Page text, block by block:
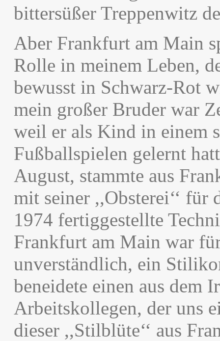
bittersüßer Treppenwitz
Aber Frankfurt am Main
Rolle in meinem Leben,
bewusst in Schwarz-Rot
mein großer Bruder war
weil er als Kind in einem
Fußballspielen gelernt
August, stammte aus
mit seiner ,,Obsterei‘‘ für
1974 fertiggestellte
Frankfurt am Main war
unverständlich, ein
beneidete einen aus dem
Arbeitskollegen, der uns
dieser ,,Stilblüte‘‘ aus